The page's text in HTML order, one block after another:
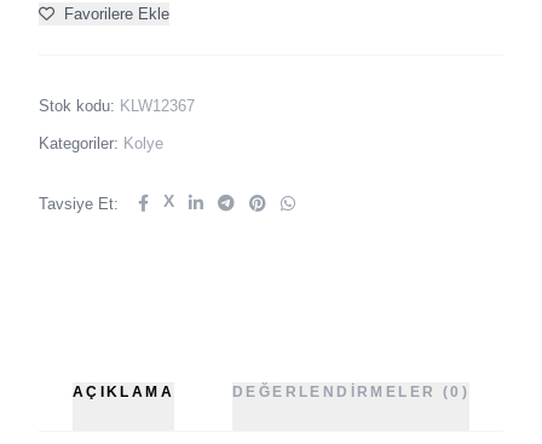
Favorilere Ekle
Stok kodu: KLW12367
Kategoriler: Kolye
Tavsiye Et: X
AÇIKLAMA DEĞERLENDIRMELER (0)